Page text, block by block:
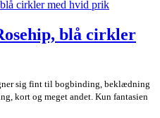
blå cirkler
sig fint til bogbinding, beklædning
kort og meget andet. Kun fantasien